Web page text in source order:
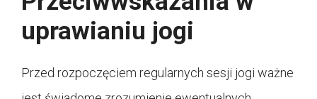
uprawianiu jogi
Przed rozpoczęciem regularnych sesji jogi ważne